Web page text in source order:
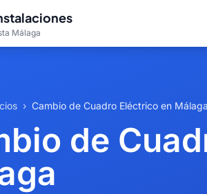
Málaga
› Cambio de Cuadro Eléctrico en Málaga
de